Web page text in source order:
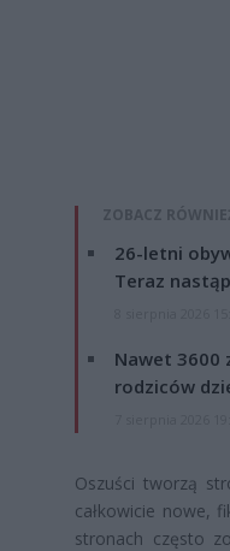
ZOBACZ
26-letni
Teraz
Nawet 3600
rodziców
Oszuści tworzą
całkowicie nowe,
stronach często